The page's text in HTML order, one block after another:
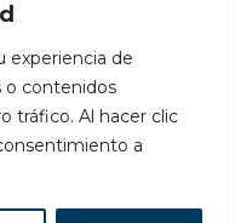
experiencia de
o contenidos
tráfico. Al hacer clic
a